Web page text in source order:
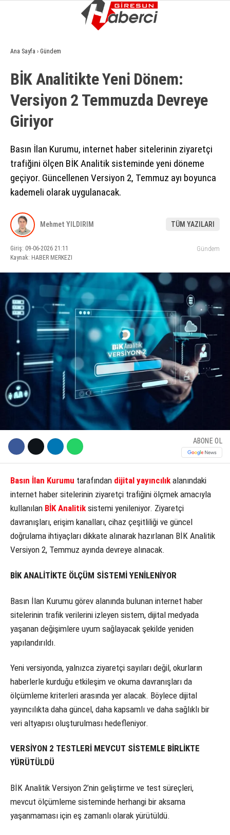
Facebook
Instagram
Youtube
GÜNDEM
EKONOMI
SIYASET
ASAYIŞ
SPOR
YAŞAM
SAĞLIK
KÜLTÜR SANAT
Ana Sayfa › Gündem
BİK Analitikte Yeni Dönem:
Versiyon 2 Temmuzda Devreye
Giriyor
Basın İlan Kurumu, internet haber sitelerinin ziyaretçi
trafiğini ölçen BİK Analitik sisteminde yeni döneme
geçiyor. Güncellenen Versiyon 2, Temmuz ayı boyunca
kademeli olarak uygulanacak.
Mehmet YILDIRIM TÜM YAZILARI
Giriş: 09-06-2026 21:11
Kaynak: HABER MERKEZI
Gündem
ABONE OL
Basın İlan Kurumu tarafından dijital yayıncılıkalanındaki
internet haber sitelerinin ziyaretçi trafiğini ölçmek amacıyla
kullanılan BİK Analitiksistemi yenileniyor. Ziyaretçi
davranışları, erişim kanalları, cihaz çeşitliliği ve güncel
doğrulama ihtiyaçları dikkate alınarak hazırlanan BİK Analitik
Versiyon 2, Temmuz ayında devreye alınacak.
BİK ANALİTİKTE ÖLÇÜM SİSTEMİ YENİLENİYOR
Basın İlan Kurumu görev alanında bulunan internet haber
sitelerinin trafik verilerini izleyen sistem, dijital medyada
yaşanan değişimlere uyum sağlayacak şekilde yeniden
yapılandırıldı.
Yeni versiyonda, yalnızca ziyaretçi sayıları değil, okurların
haberlerle kurduğu etkileşim ve okuma davranışları da
ölçümleme kriterleri arasında yer alacak. Böylece dijital
yayıncılıkta daha güncel, daha kapsamlı ve daha sağlıklı bir
veri altyapısı oluşturulması hedefleniyor.
VERSİYON 2 TESTLERİ MEVCUT SİSTEMLE BİRLİKTE
YÜRÜTÜLDÜ
BİK Analitik Versiyon 2’nin geliştirme ve test süreçleri,
mevcut ölçümleme sisteminde herhangi bir aksama
yaşanmaması için eş zamanlı olarak yürütüldü.